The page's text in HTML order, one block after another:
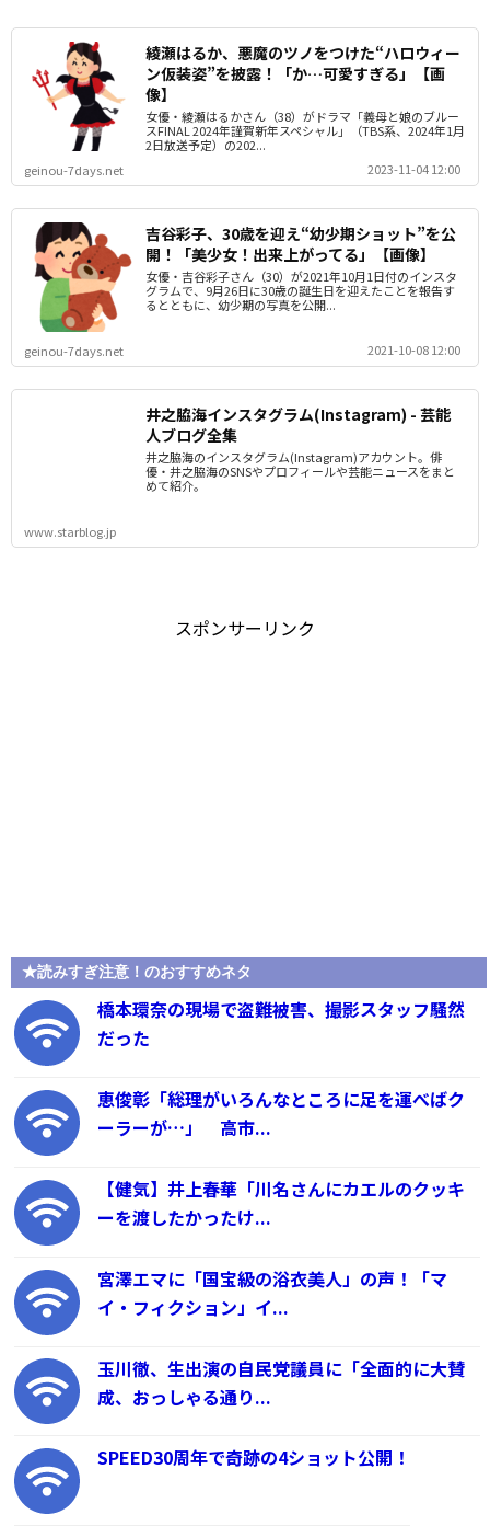
綾瀬はるか、悪魔のツノをつけた“ハロウィー
ン仮装姿”を披露！「か…可愛すぎる」【画
像】
女優・綾瀬はるかさん（38）がドラマ「義母と娘のブルー
スFINAL 2024年謹賀新年スペシャル」（TBS系、2024年1月
2日放送予定）の202...
geinou-7days.net
2023-11-04 12:00
吉谷彩子、30歳を迎え“幼少期ショット”を公
開！「美少女！出来上がってる」【画像】
女優・吉谷彩子さん（30）が2021年10月1日付のインスタ
グラムで、9月26日に30歳の誕生日を迎えたことを報告す
るとともに、幼少期の写真を公開...
geinou-7days.net 2021-10-08 12:00
井之脇海インスタグラム(Instagram) - 芸能
人ブログ全集
井之脇海のインスタグラム(Instagram)アカウント。俳
優・井之脇海のSNSやプロフィールや芸能ニュースをまと
めて紹介。
www.starblog.jp
スポンサーリンク
★読みすぎ注意！のおすすめネタ
橋本環奈の現場で盗難被害、撮影スタッフ騒然
だった
恵俊彰「総理がいろんなところに足を運べばク
ーラーが…」 高市...
【健気】井上春華「川名さんにカエルのクッキ
ーを渡したかったけ...
宮澤エマに「国宝級の浴衣美人」の声！「マ
イ・フィクション」イ...
玉川徹、生出演の自民党議員に「全面的に大賛
成、おっしゃる通り...
SPEED30周年で奇跡の4ショット公開！